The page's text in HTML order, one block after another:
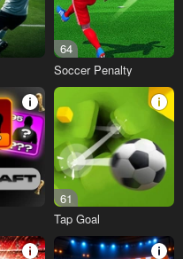
64
Soccer Penalty
61
Tap Goal